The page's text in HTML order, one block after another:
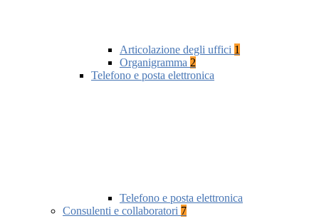
Articolazione degli uffici 1
Organigramma 2
Telefono e posta elettronica
Telefono e posta elettronica
Consulenti e collaboratori 7